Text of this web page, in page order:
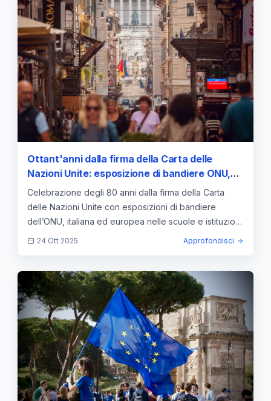
Ottant'anni dalla firma della Carta delle
Nazioni Unite: esposizione di bandiere ONU,
italiana ed europea nelle scuole
Celebrazione degli 80 anni dalla firma della Carta
delle Nazioni Unite con esposizioni di bandiere
dell’ONU, italiana ed europea nelle scuole e istituzioni
pubbliche. Keywords: Carta delle Nazioni Unite,
anniversario ONU, educazione civica, cooperazione
internazionale, valori di pace
24 Ott 2025 Approfondisci